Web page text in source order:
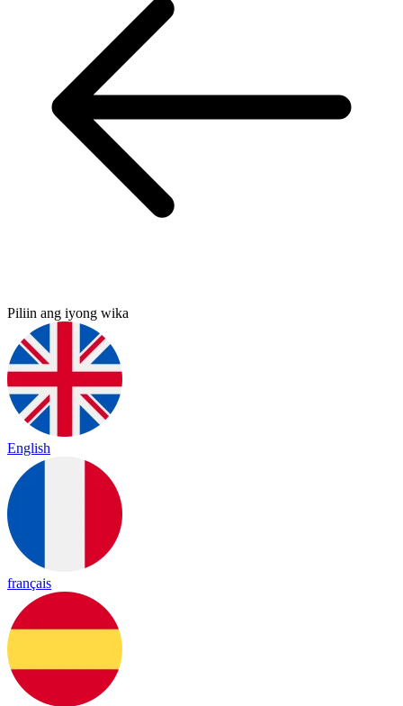
Piliin ang iyong wika
English
français